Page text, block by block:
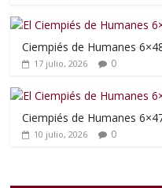
Ciempiés de Humanes
17 julio, 2026 0
Ciempiés de Humanes
10 julio, 2026 0